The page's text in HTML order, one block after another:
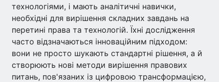
технологіями, і мають аналітичні навички,
необхідні для вирішення складних завдань на
перетині права та технологій. Їхні дослідження
часто відзначаються інноваційним підходом:
вони не просто шукають стандартні рішення, а й
створюють нові методи вирішення правових
питань, пов'язаних із цифровою трансформацією,